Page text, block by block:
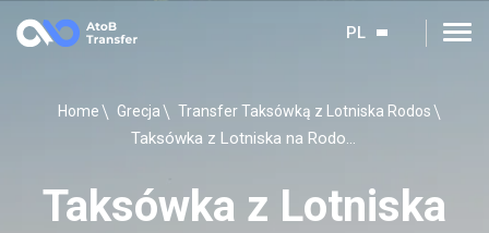
PL
Home Grecja Transfer Taksówką z Lotniska Rodos
Taksówka z Lotniska na Rodos do Faliraki
Taksówka z Lotniska